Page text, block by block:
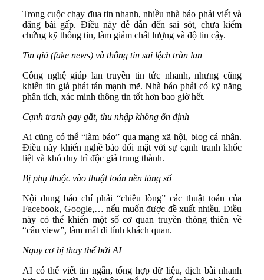
Trong cuộc chạy đua tin nhanh, nhiều nhà báo phải viết và
đăng bài gấp. Điều này dễ dẫn đến sai sót, chưa kiểm
chứng kỹ thông tin, làm giảm chất lượng và độ tin cậy.
Tin giả (fake news) và thông tin sai lệch tràn lan
Công nghệ giúp lan truyền tin tức nhanh, nhưng cũng
khiến tin giả phát tán mạnh mẽ. Nhà báo phải có kỹ năng
phân tích, xác minh thông tin tốt hơn bao giờ hết.
Cạnh tranh gay gắt, thu nhập không ổn định
Ai cũng có thể “làm báo” qua mạng xã hội, blog cá nhân.
Điều này khiến nghề báo đối mặt với sự cạnh tranh khốc
liệt và khó duy trì độc giả trung thành.
Bị phụ thuộc vào thuật toán nền tảng số
Nội dung báo chí phải “chiều lòng” các thuật toán của
Facebook, Google,… nếu muốn được đề xuất nhiều. Điều
này có thể khiến một số cơ quan truyền thông thiên về
“câu view”, làm mất đi tính khách quan.
Nguy cơ bị thay thế bởi AI
AI có thể viết tin ngắn, tổng hợp dữ liệu, dịch bài nhanh